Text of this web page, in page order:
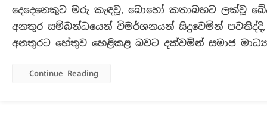
හේතුව
දෙදෙනෙකුට මරු කැඳවූ, බොහෝ කතාබහට ලක්වූ
අනතුර සම්බන්ධයෙන් විමර්ශනයන් සිදුවෙමින් පවතිද්දි,
අනතුරට හේතුව හෙළිකළ බවට දක්වමින් සමාජ
Continue Reading